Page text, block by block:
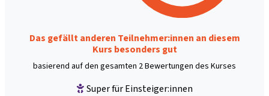
Das gefällt anderen Teilnehmer:innen an diesem
Kurs besonders gut
basierend auf den gesamten 2 Bewertungen des Kurses
Super für Einsteiger:innen